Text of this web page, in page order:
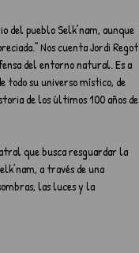
del pueblo Selk’nam, aunque
Nos cuenta Jordi Regot
del entorno natural. Es a
todo su universo místico, de
de los últimos 100 años de
que busca resguardar la
a través de una
las luces y la